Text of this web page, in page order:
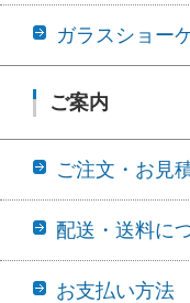
ガラスショー
ご案内
ご注文・お見
配送・送料に
お支払い方法